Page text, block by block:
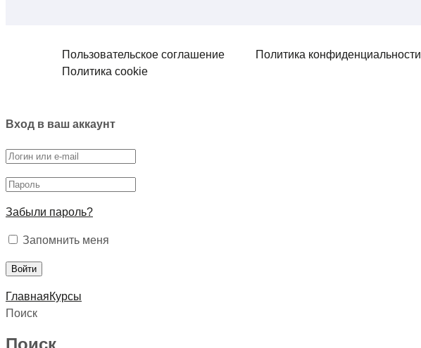
Пользовательское соглашение
Политика конфиденциальности
Политика cookie
Вход в ваш аккаунт
Забыли пароль?
Запомнить меня
ГлавнаяКурсы
Поиск